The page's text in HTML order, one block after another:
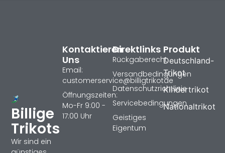
Billige
Trikots
Wir sind ein
Produkt
Deutschland-
Trikot
Kindertrikot
Nationaltrikot
Direktlinks
Rückgaberecht
Versandbedingungen
Datenschutzrichtlinie
Servicebedingungen
Geistiges
Eigentum
Kontaktieren
Uns
Email:
customerservice@billigtrikotde
Öffnungszeiten:
Mo-Fr 9:00 -
17:00 Uhr